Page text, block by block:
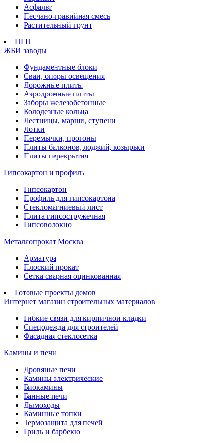
Асфальт
Песчано-гравийная смесь
Растительный грунт
ПГП
ЖБИ заводы
Фундаментные блоки
Сваи, опоры освещения
Дорожные плиты
Аэродромные плиты
Заборы железобетонные
Колодезные кольца
Лестницы, марши, ступени
Лотки
Перемычки, прогоны
Плиты балконов, лоджий, козырьки
Плиты перекрытия
Гипсокартон и профиль
Гипсокартон
Профиль для гипсокартона
Стекломагниевый лист
Плита гипсостружечная
Гипсоволокно
Металлопрокат Москва
Арматура
Плоский прокат
Сетка сварная оцинкованная
Готовые проекты домов
Интернет магазин строительных материалов
Гибкие связи для кирпичной кладки
Спецодежда для строителей
Фасадная стеклосетка
Камины и печи
Дровяные печи
Камины электрические
Биокамины
Банные печи
Дымоходы
Каминные топки
Термозащита для печей
Гриль и барбекю